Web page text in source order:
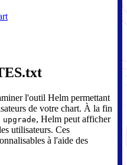
l'outil Helm permettant
de votre chart. À la fin
upgrade, Helm peut afficher
utilisateurs. Ces
à l'aide des